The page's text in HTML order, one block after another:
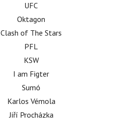
UFC
Oktagon
Clash of The Stars
PFL
KSW
I am Figter
Sumó
Karlos Vémola
Jiří Procházka